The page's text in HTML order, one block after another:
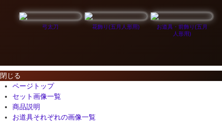
弓太刀 花飾り(五月人形用)
お道具・前飾り(五月
人形用)
閉じる
ページトップ
セット画像一覧
商品説明
お道具それぞれの画像一覧